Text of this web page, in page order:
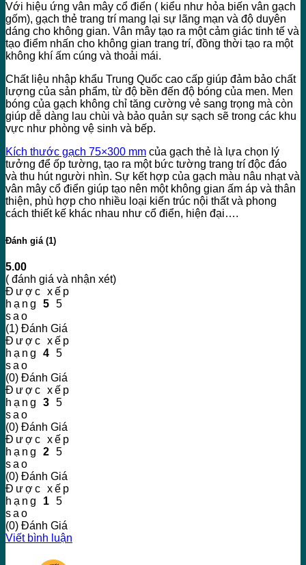
Với hiệu ứng vân mây cổ điển ( kiểu như hỏa biến vân gạch
gốm), gạch thẻ trang trí mang lại sự lãng mạn và độ duyên
dáng cho không gian. Vân mây tạo ra một cảm giác tinh tế và
tạo điểm nhấn cho không gian trang trí, đồng thời tạo ra một
không khí ấm cúng và thoải mái.
Chất liệu nhập khẩu Trung Quốc cao cấp giúp đảm bảo chất
lượng của sản phẩm, từ độ bền đến độ bóng của men. Men
bóng của gạch không chỉ tăng cường vẻ sang trọng mà còn
giúp dễ dàng lau chùi và bảo quản sự sạch sẽ trong các khu
vực như phòng vệ sinh và bếp.
Kích thước gạch 75×300 mm của gạch thẻ là lựa chọn lý
tưởng để ốp tường, tạo ra một bức tường trang trí độc đáo
và thu hút người nhìn. Sự kết hợp của gạch màu nâu nhạt và
vân mây cổ điển giúp tạo nên một không gian ấm áp và thân
thiện, phù hợp cho nhiều loại kiến trúc nội thất và phong
cách thiết kế khác nhau như cổ điển, hiện đại….
Đánh giá (1)
5.00
( đánh giá và nhận xét)
Được xếp
hạng 5 5
sao
(1) Đánh Giá
Được xếp
hạng 4 5
sao
(0) Đánh Giá
Được xếp
hạng 3 5
sao
(0) Đánh Giá
Được xếp
hạng 2 5
sao
(0) Đánh Giá
Được xếp
hạng 1 5
sao
(0) Đánh Giá
Viết bình luận